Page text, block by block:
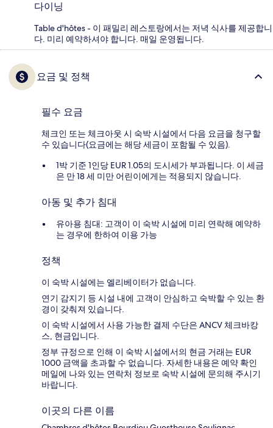
다이닝
Table d'hôtes - 이 패밀리 레스토랑에서는 저녁 식사를 제공합니
다. 미리 예약하셔야 합니다. 매일 운영됩니다.
요금 및 정책
필수 요금
체크인 또는 체크아웃 시 숙박 시설에서 다음 요금을 청구할
수 있습니다(요금에는 해당 세금이 포함될 수 있음).
1박 기준 1인당 EUR 1.05의 도시세가 부과됩니다. 이 세금
은 만 18 세 미만 어린이에게는 적용되지 않습니다.
아동 및 추가 침대
유아용 침대: 고객이 이 숙박 시설에 미리 연락해 예약하
는 경우에 한하여 이용 가능
정책
이 숙박 시설에는 엘리베이터가 없습니다.
연기 감지기 등 시설 내에 고객이 안심하고 숙박할 수 있는 환
경이 갖춰져 있습니다.
이 숙박 시설에서 사용 가능한 결제 수단은 ANCV 체크바캉
스, 현금입니다.
정부 규정으로 인해 이 숙박 시설에서의 현금 거래는 EUR
1000 금액을 초과할 수 없습니다. 자세한 내용은 예약 확인
메일에 나와 있는 연락처 정보로 숙박 시설에 문의해 주시기
바랍니다.
이곳의 다른 이름